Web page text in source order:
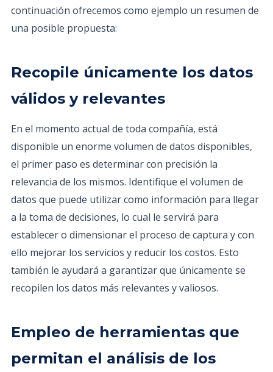
continuación ofrecemos como ejemplo un resumen de
una posible propuesta:
Recopile únicamente los datos
válidos y relevantes
En el momento actual de toda compañía, está
disponible un enorme volumen de datos disponibles,
el primer paso es determinar con precisión la
relevancia de los mismos. Identifique el volumen de
datos que puede utilizar como información para llegar
a la toma de decisiones, lo cual le servirá para
establecer o dimensionar el proceso de captura y con
ello mejorar los servicios y reducir los costos. Esto
también le ayudará a garantizar que únicamente se
recopilen los datos más relevantes y valiosos.
Empleo de herramientas que
permitan el análisis de los